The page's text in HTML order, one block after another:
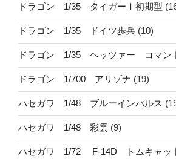
ドラゴン 1/35 タイガーⅠ初期型
ドラゴン 1/35 ドイツ歩兵 (10)
ドラゴン 1/35 ヘッツァー コマン
ドラゴン 1/700 アリゾナ (19)
ハセガワ 1/48 ブルーインパルス
ハセガワ 1/48 彩雲 (9)
ハセガワ 1/72 F-14D トムキャッ